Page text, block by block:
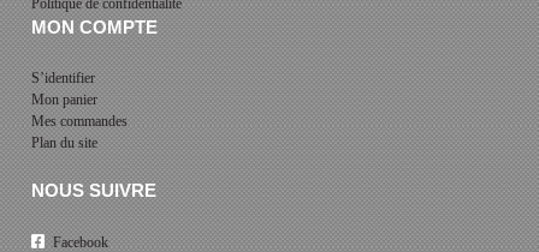
Politique de confidentialité
MON COMPTE
S’identifier
Mon panier
Mes commandes
Plan du site
NOUS SUIVRE
Facebook